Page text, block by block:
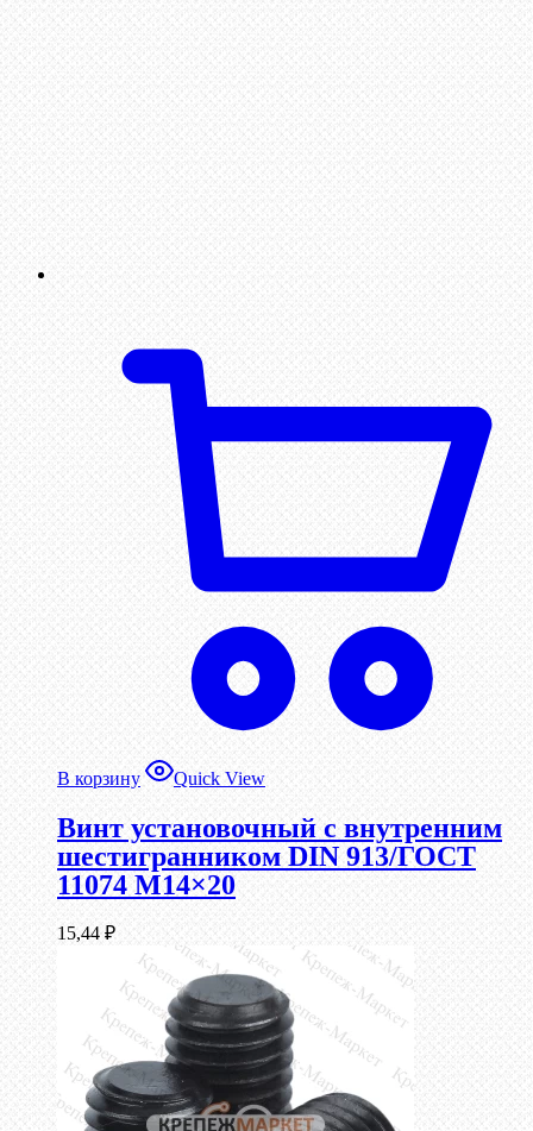
В корзину Quick View
Винт установочный с внутренним
шестигранником DIN 913/ГОСТ
11074 М14×20
15,44 ₽